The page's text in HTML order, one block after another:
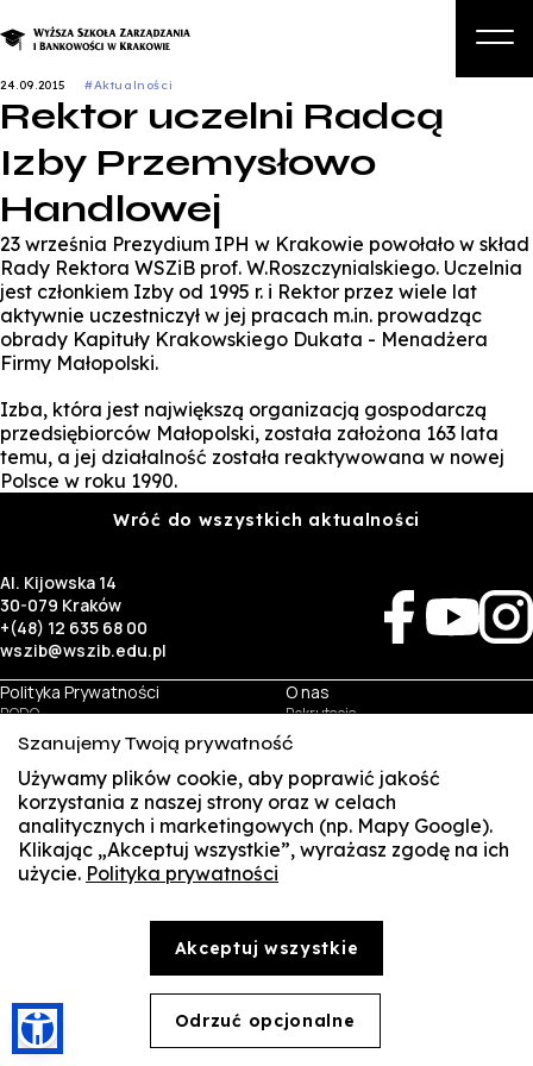
Kandydat
Student
Zapisz się na studia
24.09.2015 #Aktualności
Rektor uczelni Radcą
Izby Przemysłowo
Handlowej
23 września Prezydium IPH w Krakowie powołało w skład
Rady Rektora WSZiB prof. W.Roszczynialskiego. Uczelnia
jest członkiem Izby od 1995 r. i Rektor przez wiele lat
aktywnie uczestniczył w jej pracach m.in. prowadząc
obrady Kapituły Krakowskiego Dukata - Menadżera
Firmy Małopolski.
Izba, która jest największą organizacją gospodarczą
przedsiębiorców Małopolski, została założona 163 lata
temu, a jej działalność została reaktywowana w nowej
Polsce w roku 1990.
Wróć do wszystkich aktualności
Al. Kijowska 14
30-079 Kraków
+(48) 12 635 68 00
wszib@wszib.edu.pl
Polityka Prywatności
RODO
Identyfikacja wizualna
O nas
Rekrutacja
Studia
Kontakt
Biznes
Wynajem sal
Targi pracy
Student
Multis Multum
Biblioteka
inaczej, utwory w rozumieniu właściwych przepisów, do których prawa majątkowe autorskie
przysługują WSZIB. Bez uprzedniej zgody WSZIB zabrania się w stosunku do tych treści oraz ich
części: kopiowania, reprodukowania, modyfikowania, dystrybuowania, publikowania,
wyświetlania, utrwalania oraz wykorzystywania w jakiejkolwiek innej formie. Ograniczenia
powyższe nie dotyczą dozwolonego użytku osobistego.
Szanujemy Twoją prywatność
Używamy plików cookie, aby poprawić jakość
korzystania z naszej strony oraz w celach
analitycznych i marketingowych (np. Mapy Google).
Klikając „Akceptuj wszystkie”, wyrażasz zgodę na ich
użycie. Polityka prywatności
Akceptuj wszystkie
Odrzuć opcjonalne